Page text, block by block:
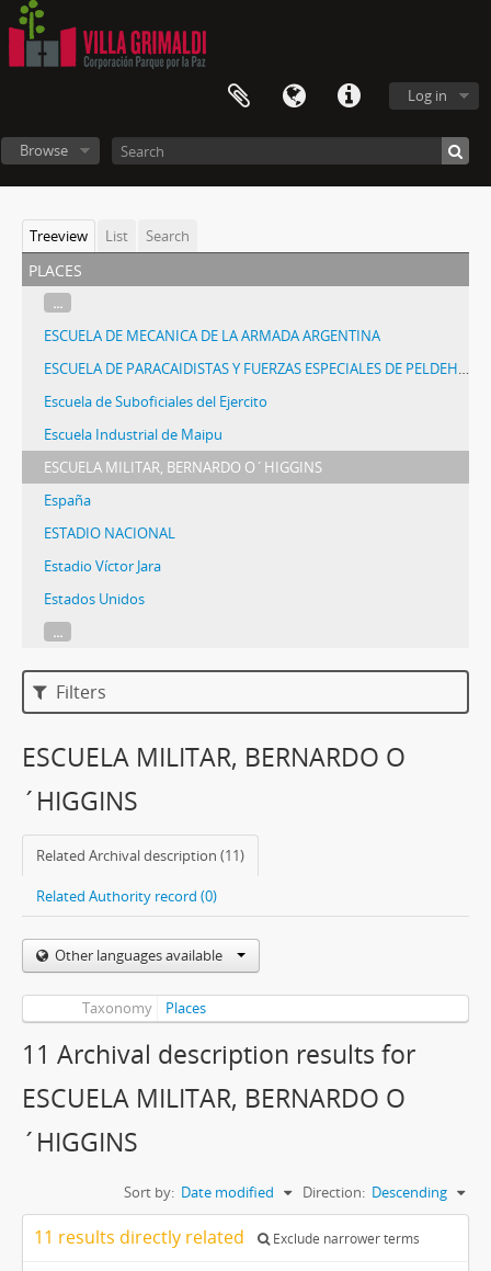
Log in
Browse
Treeview List Search
places
...
ESCUELA DE MECANICA DE LA ARMADA ARGENTINA
ESCUELA DE PARACAIDISTAS Y FUERZAS ESPECIALES DE PELDEHUE
Escuela de Suboficiales del Ejercito
Escuela Industrial de Maipu
ESCUELA MILITAR, BERNARDO O´HIGGINS
España
ESTADIO NACIONAL
Estadio Víctor Jara
Estados Unidos
...
Filters
ESCUELA MILITAR, BERNARDO O
´HIGGINS
Related Archival description (11)
Related Authority record (0)
Other languages available
Taxonomy Places
11 Archival description results for
ESCUELA MILITAR, BERNARDO O
´HIGGINS
Sort by: Date modified Direction: Descending
11 results directly related Exclude narrower terms